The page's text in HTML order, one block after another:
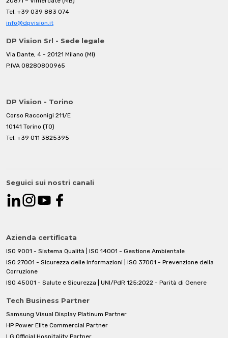
Tel. +39 039 883 074
info@dpvision.it
DP Vision Srl - Sede legale
Via Dante, 4 - 20121 Milano (MI)
P.IVA 08280800965
DP Vision - Torino
Corso Racconigi 211/E
10141 Torino (TO)
Tel. +39 011 3825395
Azienda certificata
ISO 9001 - Sistema Qualità | ISO 14001 - Gestione Ambientale
ISO 27001 - Sicurezza delle Informazioni | ISO 37001 - Prevenzione della
Corruzione
ISO 45001 - Salute e Sicurezza | UNI/PdR 125:2022 - Parità di Genere
Tech Business Partner
Samsung Visual Display Platinum Partner
HP Power Elite Commercial Partner
LG Official Hospitality Partner
Seguici sui nostri canali